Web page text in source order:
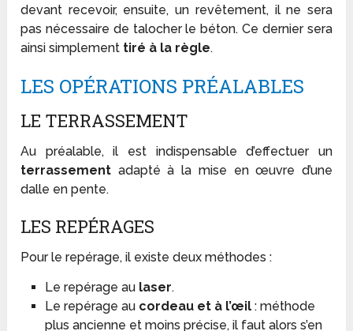
devant recevoir, ensuite, un revêtement, il ne sera
pas nécessaire de talocher le béton. Ce dernier sera
ainsi simplement tiré à la règle.
LES OPÉRATIONS PRÉALABLES
LE TERRASSEMENT
Au préalable, il est indispensable d’effectuer un
terrassement adapté à la mise en œuvre d’une
dalle en pente.
LES REPÉRAGES
Pour le repérage, il existe deux méthodes :
Le repérage au laser.
Le repérage au cordeau et à l’œil: méthode
plus ancienne et moins précise, il faut alors s’en